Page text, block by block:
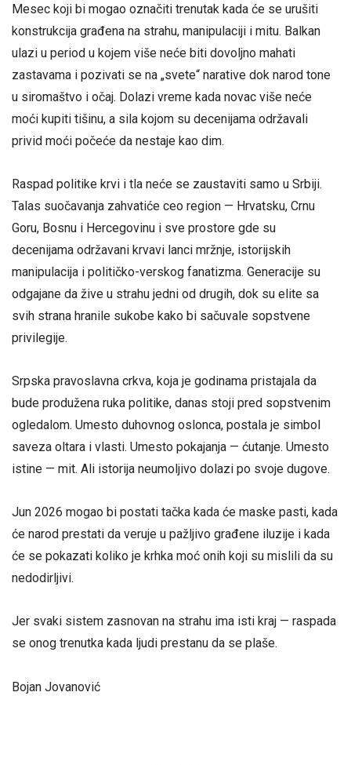
Mesec koji bi mogao označiti trenutak kada će se urušiti
konstrukcija građena na strahu, manipulaciji i mitu. Balkan
ulazi u period u kojem više neće biti dovoljno mahati
zastavama i pozivati se na „svete“ narative dok narod tone
u siromaštvo i očaj. Dolazi vreme kada novac više neće
moći kupiti tišinu, a sila kojom su decenijama održavali
privid moći počeće da nestaje kao dim.
Raspad politike krvi i tla neće se zaustaviti samo u Srbiji.
Talas suočavanja zahvatiće ceo region — Hrvatsku, Crnu
Goru, Bosnu i Hercegovinu i sve prostore gde su
decenijama održavani krvavi lanci mržnje, istorijskih
manipulacija i političko-verskog fanatizma. Generacije su
odgajane da žive u strahu jedni od drugih, dok su elite sa
svih strana hranile sukobe kako bi sačuvale sopstvene
privilegije.
Srpska pravoslavna crkva, koja je godinama pristajala da
bude produžena ruka politike, danas stoji pred sopstvenim
ogledalom. Umesto duhovnog oslonca, postala je simbol
saveza oltara i vlasti. Umesto pokajanja — ćutanje. Umesto
istine — mit. Ali istorija neumoljivo dolazi po svoje dugove.
Jun 2026 mogao bi postati tačka kada će maske pasti, kada
će narod prestati da veruje u pažljivo građene iluzije i kada
će se pokazati koliko je krhka moć onih koji su mislili da su
nedodirljivi.
Jer svaki sistem zasnovan na strahu ima isti kraj — raspada
se onog trenutka kada ljudi prestanu da se plaše.
Bojan Jovanović